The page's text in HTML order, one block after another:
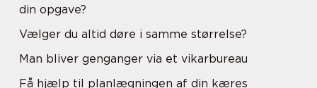
din opgave?
Vælger du altid døre i samme størrelse?
Man bliver genganger via et vikarbureau
Få hjælp til planlægningen af din kæres